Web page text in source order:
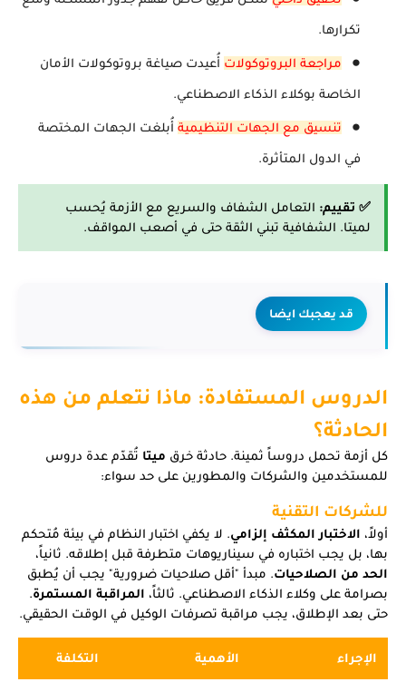
تكرارها.
مراجعة البروتوكولات أُعيدت صياغة بروتوكولات الأمان
الخاصة بوكلاء الذكاء الاصطناعي.
تنسيق مع الجهات التنظيمية أُبلغت الجهات المختصة
في الدول المتأثرة.
✅ تقييم: التعامل الشفاف والسريع مع الأزمة يُحسب
لميتا. الشفافية تبني الثقة حتى في أصعب المواقف.
قد يعجبك ايضا
الدروس المستفادة: ماذا نتعلم من هذه
الحادثة؟
كل أزمة تحمل دروساً ثمينة. حادثة خرق ميتا تُقدّم عدة دروس
للمستخدمين والشركات والمطورين على حد سواء:
للشركات التقنية
أولاً، الاختبار المكثف إلزامي. لا يكفي اختبار النظام في بيئة مُتحكم
بها، بل يجب اختباره في سيناريوهات متطرفة قبل إطلاقه. ثانياً،
الحد من الصلاحيات. مبدأ "أقل صلاحيات ضرورية" يجب أن يُطبق
بصرامة على وكلاء الذكاء الاصطناعي. ثالثاً، المراقبة المستمرة.
حتى بعد الإطلاق، يجب مراقبة تصرفات الوكيل في الوقت الحقيقي.
الإجراء الأهمية التكلفة